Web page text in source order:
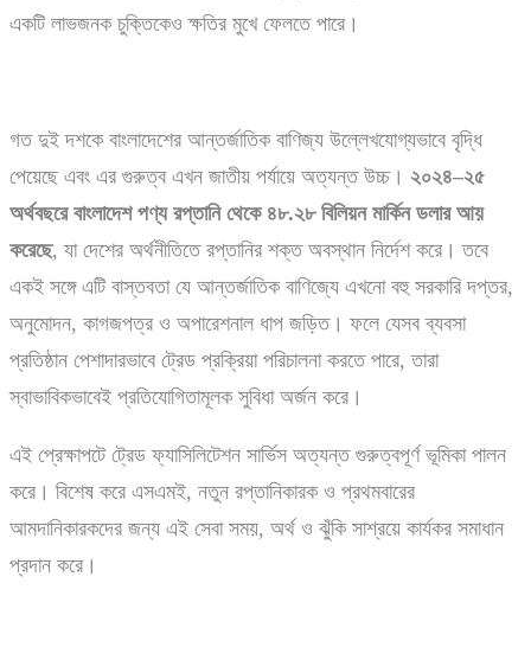
একটি লাভজনক চুক্তিকেও ক্ষতির মুখে ফেলতে পারে।
গত দুই দশকে বাংলাদেশের আন্তর্জাতিক বাণিজ্য উল্লেখযোগ্যভাবে বৃদ্ধি
পেয়েছে এবং এর গুরুত্ব এখন জাতীয় পর্যায়ে অত্যন্ত উচ্চ। ২০২৪–২৫
অর্থবছরে বাংলাদেশ পণ্য রপ্তানি থেকে ৪৮.২৮ বিলিয়ন মার্কিন ডলার আয়
করেছে, যা দেশের অর্থনীতিতে রপ্তানির শক্ত অবস্থান নির্দেশ করে। তবে
একই সঙ্গে এটি বাস্তবতা যে আন্তর্জাতিক বাণিজ্যে এখনো বহু সরকারি দপ্তর,
অনুমোদন, কাগজপত্র ও অপারেশনাল ধাপ জড়িত। ফলে যেসব ব্যবসা
প্রতিষ্ঠান পেশাদারভাবে ট্রেড প্রক্রিয়া পরিচালনা করতে পারে, তারা
স্বাভাবিকভাবেই প্রতিযোগিতামূলক সুবিধা অর্জন করে।
এই প্রেক্ষাপটে ট্রেড ফ্যাসিলিটেশন সার্ভিস অত্যন্ত গুরুত্বপূর্ণ ভূমিকা পালন
করে। বিশেষ করে এসএমই, নতুন রপ্তানিকারক ও প্রথমবারের
আমদানিকারকদের জন্য এই সেবা সময়, অর্থ ও ঝুঁকি সাশ্রয়ে কার্যকর সমাধান
প্রদান করে।